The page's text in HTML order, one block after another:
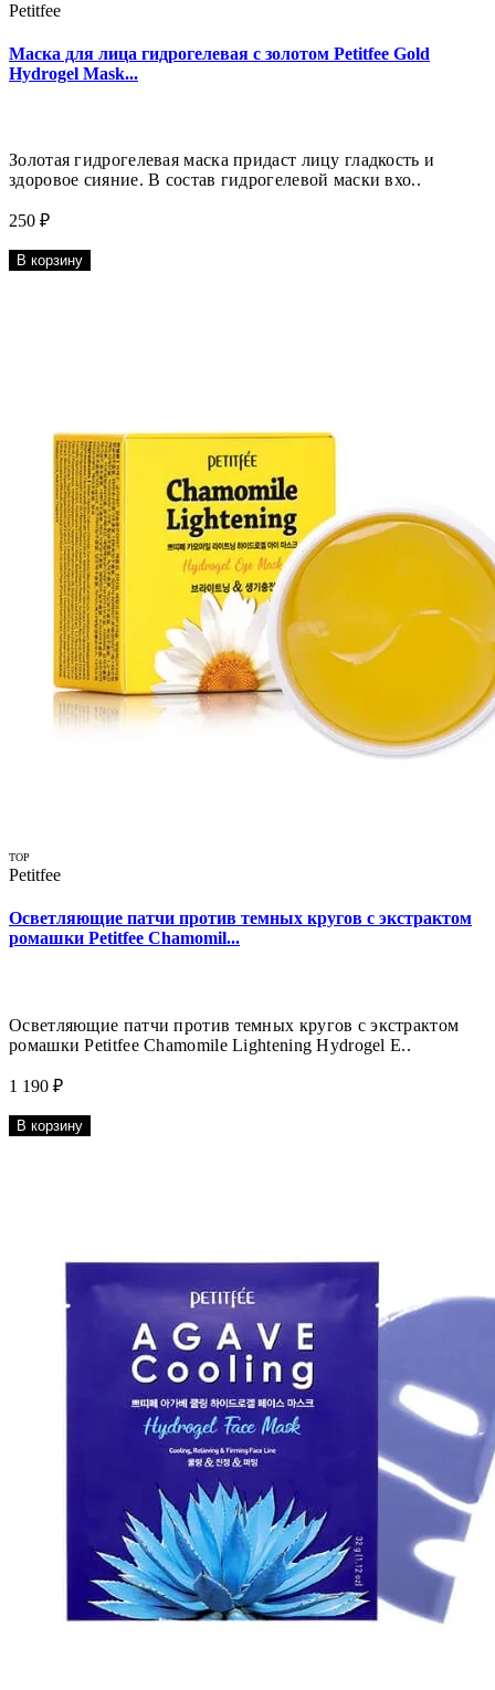
Petitfee
Маска для лица гидрогелевая с золотом Petitfee Gold
Hydrogel Mask...
Золотая гидрогелевая маска придаст лицу гладкость и
здоровое сияние. В состав гидрогелевой маски вхо..
250 ₽
В корзину
TOP
Petitfee
Осветляющие патчи против темных кругов с экстрактом
ромашки Petitfee Chamomil...
Осветляющие патчи против темных кругов с экстрактом
ромашки Petitfee Chamomile Lightening Hydrogel E..
1 190 ₽
В корзину